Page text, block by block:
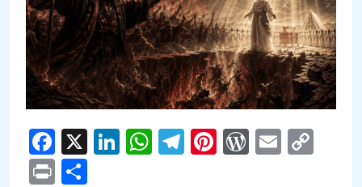
Facebook
X LinkedIn
WhatsApp
Telegram
PinterestEmail
Print